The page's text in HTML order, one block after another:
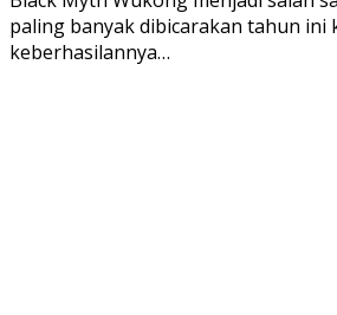
paling banyak dibicarakan tahun ini
keberhasilannya…